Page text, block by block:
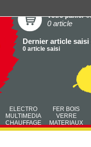
Votre panier
0 article
Dernier article saisi
0 article saisi
ELECTRO
MULTIMEDIA
CHAUFFAGE
FER BOIS
VERRE
MATERIAUX